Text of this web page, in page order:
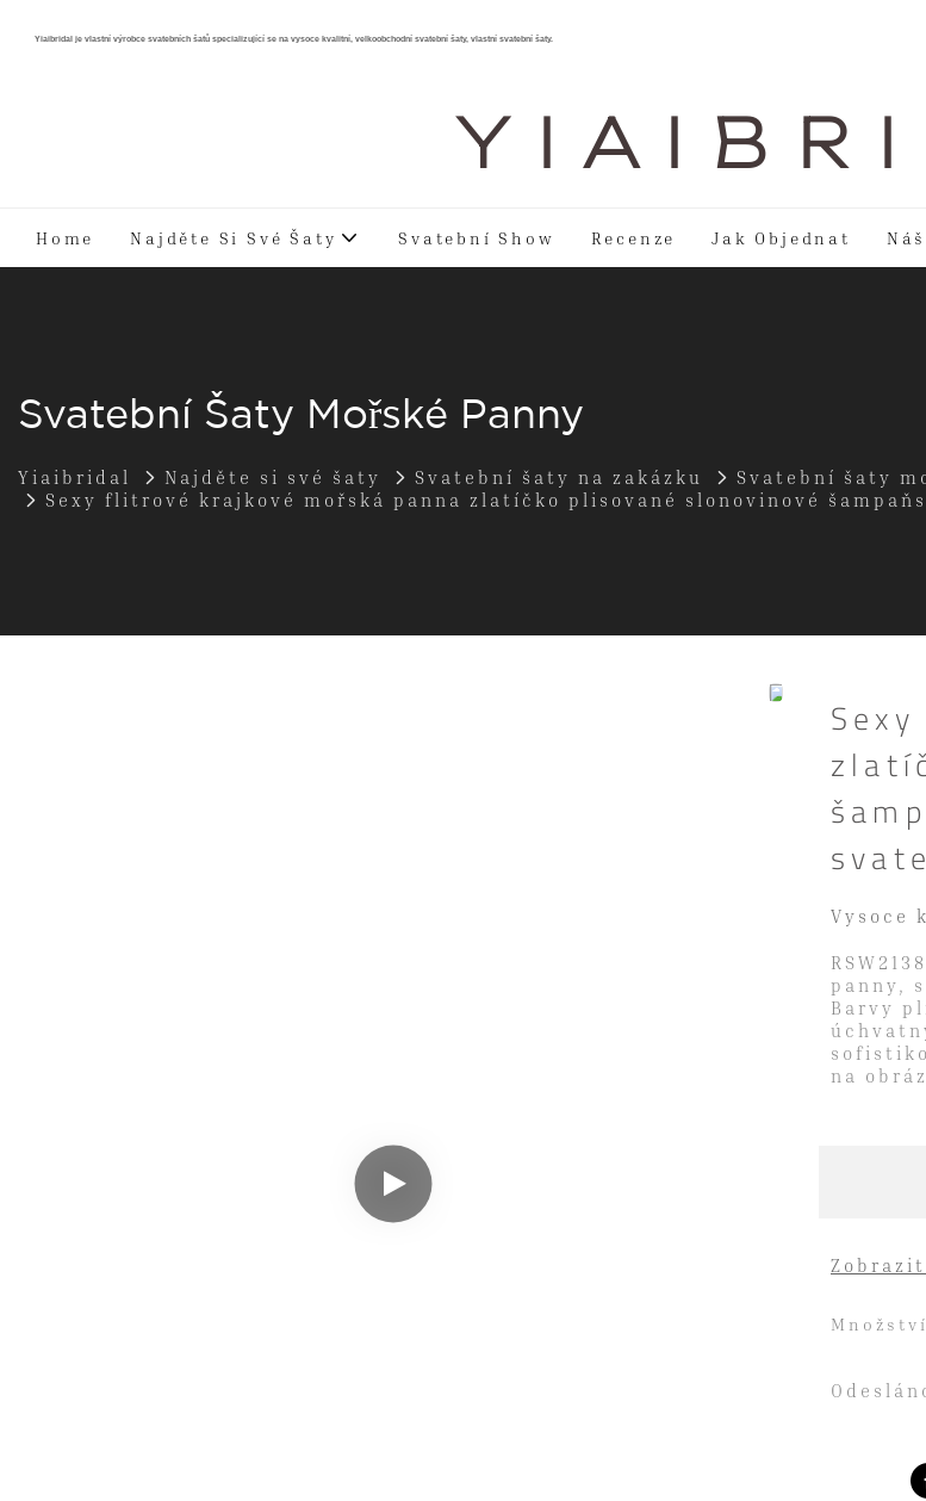
Yiaibridal je vlastní výrobce svatebních šatů specializující se na vysoce kvalitní, velkoobchodní svatební šaty, vlastní svatební šaty.
Y I A I B R I
Home Najděte Si Své Šaty Svatební Show Recenze Jak Objednat
Svatební Šaty Mořské Panny
Yiaibridal Najděte si své šaty Svatební šaty na zakázku
Svatební šaty
Sexy flitrové krajkové mořská panna zlatíčko plisované slonovinové
Vysoce
panny,
Barvy
na